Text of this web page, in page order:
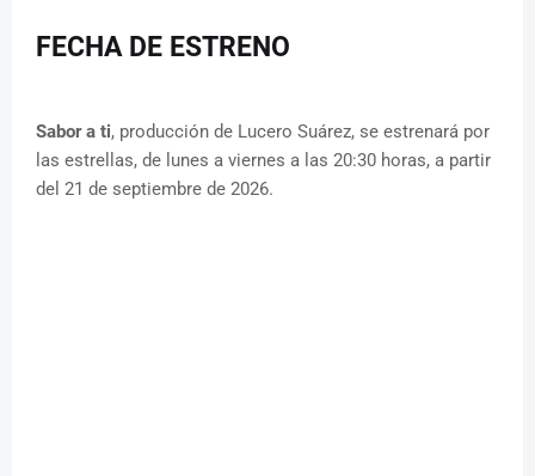
FECHA DE ESTRENO
Sabor a ti, producción de Lucero Suárez, se estrenará por
las estrellas, de lunes a viernes a las 20:30 horas, a partir
del 21 de septiembre de 2026.